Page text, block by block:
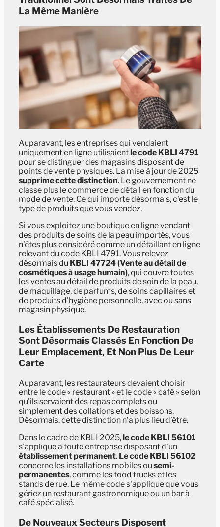
La Même Manière
Auparavant, les entreprises qui vendaient
uniquement en ligne utilisaient le code KBLI 4791
pour se distinguer des magasins disposant de
points de vente physiques. La mise à jour de 2025
supprime cette distinction. Le gouvernement ne
classe plus le commerce de détail en fonction du
mode de vente. Ce qui importe désormais, c'est le
type de produits que vous vendez.
Si vous exploitez une boutique en ligne vendant
des produits de soins de la peau importés, vous
n'êtes plus considéré comme un détaillant en ligne
relevant du code KBLI 4791. Vous relevez
désormais du KBLI 47724 (Vente au détail de
cosmétiques à usage humain), qui couvre toutes
les ventes au détail de produits de soin de la peau,
de maquillage, de parfums, de soins capillaires et
de produits d'hygiène personnelle, avec ou sans
magasin physique.
Les Établissements De Restauration
Sont Désormais Classés En Fonction De
Leur Emplacement, Et Non Plus De Leur
Carte
Auparavant, les restaurateurs devaient choisir
entre le code « restaurant » et le code « café » selon
qu’ils servaient des repas complets ou
simplement des collations et des boissons.
Désormais, cette distinction n’a plus lieu d’être.
Dans le cadre de KBLI 2025,le code KBLI 56101
s'applique à toute entreprise disposant d'un
établissement permanent. Le code KBLI 56102
concerne les installations mobiles ou semi-
permanentes, comme les food trucks et les
stands de rue. Le même code s'applique que vous
gériez un restaurant gastronomique ou un bar à
café spécialisé.
De Nouveaux Secteurs Disposent